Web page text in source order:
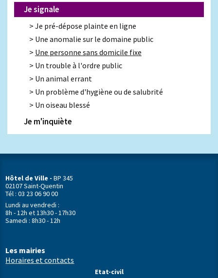
Je signale
Je pré-dépose plainte en ligne
Une anomalie sur le domaine public
Une personne sans domicile fixe
Un trouble à l'ordre public
Un animal errant
Un problème d'hygiène ou de salubrité
Un oiseau blessé
Je m'inquiète
Hôtel de Ville - BP 345
02107 Saint-Quentin
Tél : 03 23 06 90 00
Lundi au vendredi :
8h - 12h et 13h30 - 17h30
Samedi : 8h30 - 12h
Les mairies
Horaires et contacts
Etat-civil